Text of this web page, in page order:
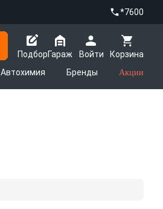
*7600
Подбор
Корзина
Гараж
Войти
Автохимия Бренды Акции